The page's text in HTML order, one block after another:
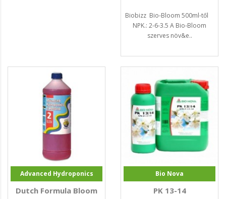
Biobizz Bio-Bloom 500ml-től
NPK.: 2-6-3.5 A Bio-Bloom
szerves növ&e..
Advanced Hydroponics
Dutch Formula Bloom
Bio Nova
PK 13-14